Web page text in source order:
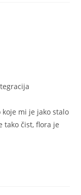
mi je jako stalo
tako čist, flora je